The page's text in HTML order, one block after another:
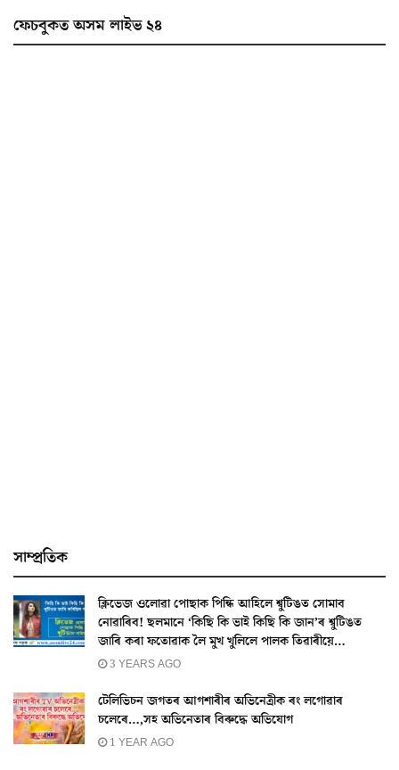
ফেচবুকত অসম লাইভ ২৪
সাম্প্ৰতিক
ক্লিভেজ ওলোৱা পোছাক পিন্ধি আহিলে শ্বুটিঙত সোমাব
নোৱাৰিব! ছলমানে ‘কিছি কি ভাই কিছি কি জান’ৰ শ্বুটিঙত
জাৰি কৰা ফতোৱাক লৈ মুখ খুলিলে পালক তিৱাৰীয়ে…
3 YEARS AGO
টেলিভিচন জগতৰ আগশাৰীৰ অভিনেত্ৰীক ৰং লগোৱাৰ
চলেৰে…,সহ অভিনেতাৰ বিৰুদ্ধে অভিযোগ
1 YEAR AGO